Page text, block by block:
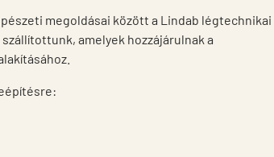
megoldásai között a Lindab légtechnikai
amelyek hozzájárulnak a